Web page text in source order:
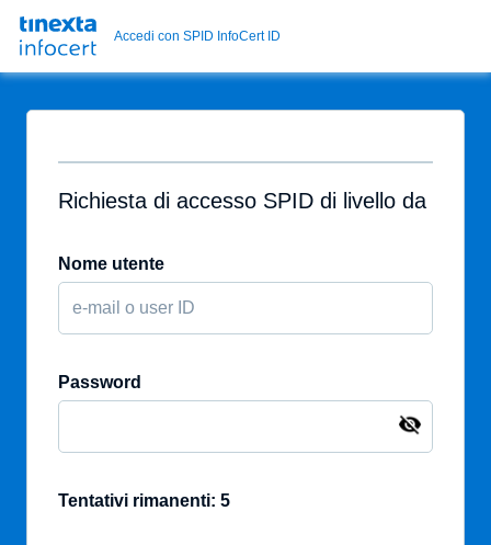
Accedi con SPID InfoCert ID
Richiesta di accesso SPID di livello da
Nome utente
Password
Tentativi rimanenti: 5